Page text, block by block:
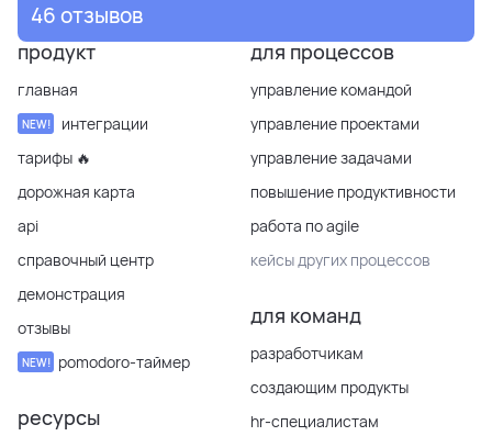
46 отзывов
продукт
главная
NEW!
интеграции
тарифы 🔥
дорожная карта
api
справочный центр
демонстрация
отзывы
NEW! pomodoro-таймер
ресурсы
для процессов
управление командой
управление проектами
управление задачами
повышение продуктивности
работа по agile
кейсы других процессов
для команд
разработчикам
создающим продукты
hr-специалистам